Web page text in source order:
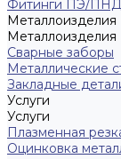
Фитинги ПЭ/ПНД
Металлоизделия
Металлоизделия
Сварные заборы
Металлические
Закладные
Услуги
Услуги
Плазменная
Оцинковка